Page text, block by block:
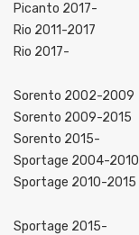
Picanto 2017-
Rio 2011-2017
Rio 2017-
Sorento 2002-2009
Sorento 2009-2015
Sorento 2015-
Sportage 2004-2010
Sportage 2010-2015
Sportage 2015-